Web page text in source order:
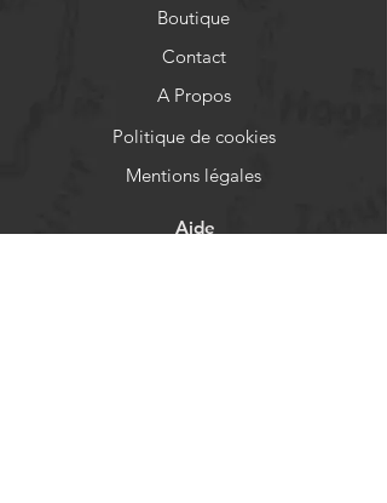
Boutique
Contact
A Propos
Politique de cookies
Mentions légales
Aide